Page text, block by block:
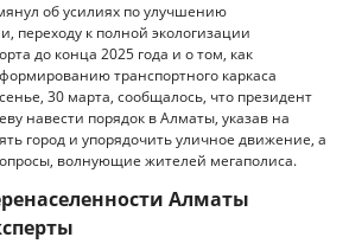
об усилиях по улучшению
переходу к полной экологизации
до конца 2025 года и о том, как
транспортного каркаса
30 марта, сообщалось, что президент
навести порядок в Алматы, указав на
город и упорядочить уличное движение, а
волнующие жителей мегаполиса.
Алматы